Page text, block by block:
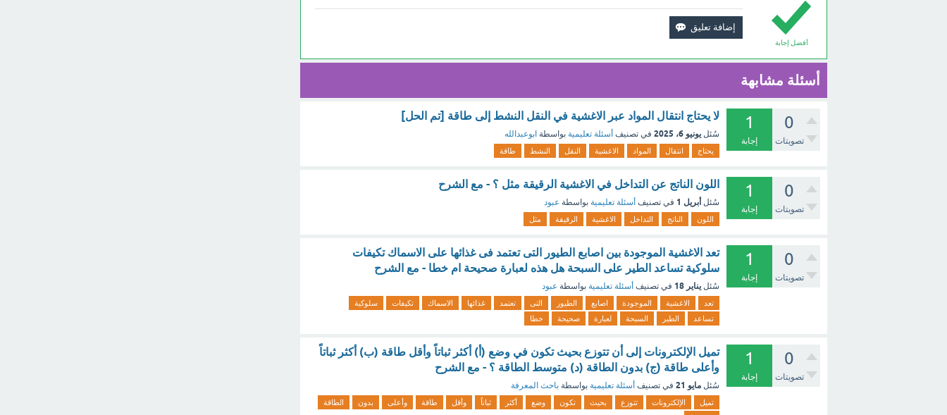
أفضل إجابة
أسئلة مشابهة
0
تصويتات
1
إجابة
لا يحتاج انتقال المواد عبر الاغشية في النقل النشط إلى طاقة [تم الحل]
سُئل يونيو 6، 2025 في تصنيف أسئلة تعليمية بواسطة ابوعبدالله
يحتاج انتقال المواد الاغشية النقل النشط طاقة
0
تصويتات
1
إجابة
اللون الناتج عن التداخل في الاغشية الرقيقة مثل ؟ - مع الشرح
سُئل أبريل 1 في تصنيف أسئلة تعليمية بواسطة عبود
اللون الناتج التداخل الاغشية الرقيقة مثل
0
تصويتات
1
إجابة
تعد الاغشية الموجودة بين اصابع الطيور التى تعتمد فى غذائها على الاسماك تكيفات
سلوكية تساعد الطير على السبحة هل هذه لعبارة صحيحة ام خطا - مع الشرح
سُئل يناير 18 في تصنيف أسئلة تعليمية بواسطة عبود
تعد الاغشية الموجودة اصابع الطيور التى تعتمد غذائها الاسماك تكيفات
سلوكية
تساعد
الطير السبحة لعبارة صحيحة خطا
0
تصويتات
1
إجابة
تميل الإلكترونات إلى أن تتوزع بحيث تكون في وضع (أ) أكثر ثباتاً وأقل طاقة (ب) أكثر ثباتاً
وأعلى طاقة (ج) بدون الطاقة (د) متوسط الطاقة ؟ - مع الشرح
سُئل مايو 21 في تصنيف أسئلة تعليمية بواسطة باحث المعرفة
تميل الإلكترونات تتوزع بحيث تكون وضع أكثر ثباتاً وأقل طاقة وأعلى بدون
الطاقة